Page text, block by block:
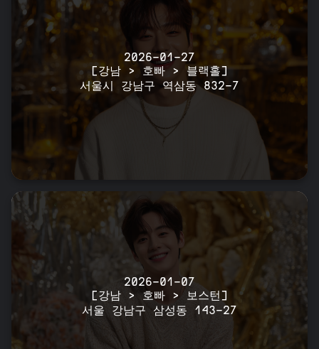
2026-01-27
[강남 > 호빠 > 블랙홀]
서울시 강남구 역삼동 832-7
2026-01-07
[강남 > 호빠 > 보스턴]
서울 강남구 삼성동 143-27